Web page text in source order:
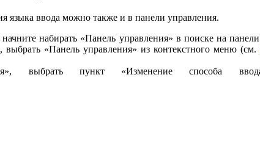
языка ввода можно также и в панели управления.
набирать «Панель управления» в поиске на панели
«Панель управления» из контекстного меню (см.
выбрать пункт «Изменение способа